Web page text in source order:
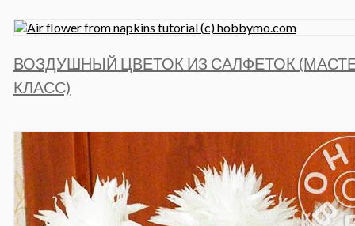
ВОЗДУШНЫЙ ЦВЕТОК ИЗ САЛФЕТОК
КЛАСС)